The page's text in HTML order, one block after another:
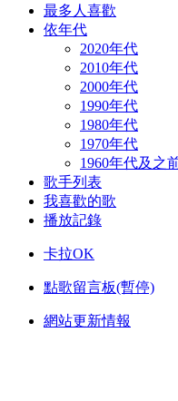
最多人喜歡
依年代
2020年代
2010年代
2000年代
1990年代
1980年代
1970年代
1960年代及之
歌手列表
我喜歡的歌
播放記錄
卡拉OK
點歌留言板(暫停)
網站更新情報